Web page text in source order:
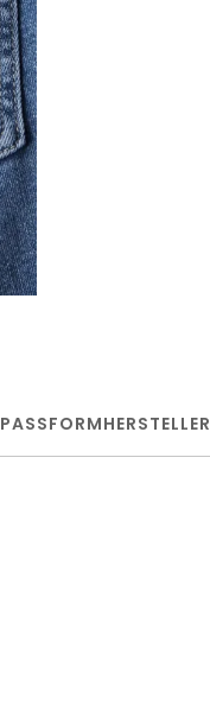
PASSFORM